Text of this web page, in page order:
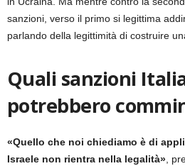
sanzioni, verso il primo si legittima
parlando della legittimità di costruire
Quali sanzioni
potrebbero
«Quello che noi chiediamo è di
Israele non rientra nella legalità»,